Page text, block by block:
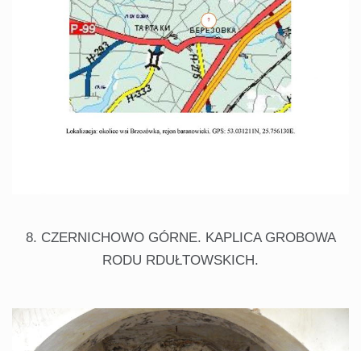
8. CZERNICHOWO GÓRNE. KAPLICA GROBOWA
RODU RDUŁTOWSKICH.